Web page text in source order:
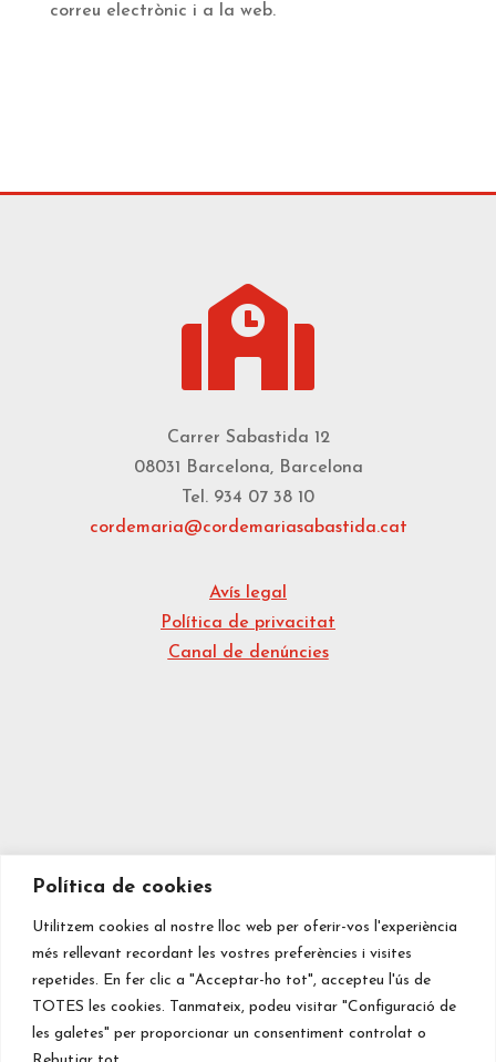
Política de cookies
Utilitzem cookies al nostre lloc web per oferir-vos l'experiència
més rellevant recordant les vostres preferències i visites
repetides. En fer clic a "Acceptar-ho tot", accepteu l'ús de
TOTES les cookies. Tanmateix, podeu visitar "Configuració de
les galetes" per proporcionar un consentiment controlat o
correu electrònic i a la web.

Carrer Sabastida 12
08031 Barcelona, Barcelona
Tel. 934 07 38 10
cordemaria@cordemariasabastida.cat
Avís legal
Política de privacitat
Canal de denúncies